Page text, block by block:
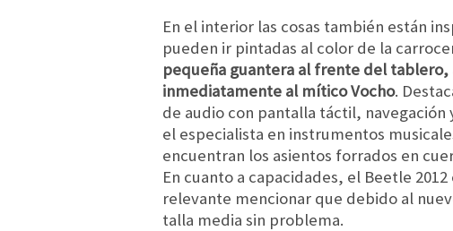
En el interior las cosas también están
pueden ir pintadas al color de la
pequeña guantera al frente del
inmediatamente al mítico Vocho.
de audio con pantalla táctil,
el especialista en instrumentos
encuentran los asientos forrados en
En cuanto a capacidades, el Beetle
relevante mencionar que debido al
talla media sin problema.